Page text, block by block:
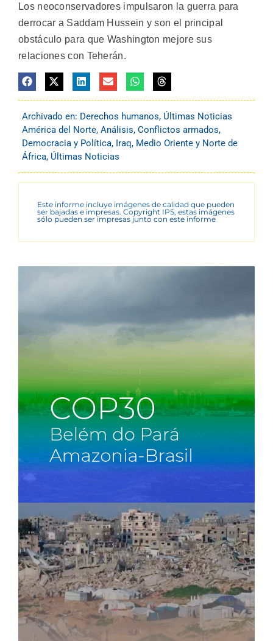
Los neoconservadores impulsaron la guerra para
derrocar a Saddam Hussein y son el principal
obstáculo para que Washington mejore sus
relaciones con Teherán.
Archivado en: Derechos humanos, Últimas Noticias
América del Norte, Análisis, Conflictos armados,
Democracia y Política, Iraq, Medio Oriente y Norte de
África, Últimas Noticias
Este informe incluye imágenes de calidad que pueden
ser bajadas e impresas. Copyright IPS, estas imágenes
sólo pueden ser impresas junto con este informe